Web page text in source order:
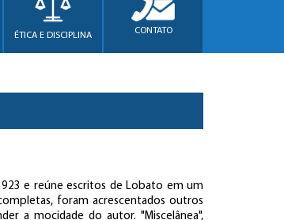
ÉTICA E DISCIPLINA CONTATO
e reúne escritos de Lobato em um
foram acrescentados outros
a mocidade do autor. "Miscelânea",